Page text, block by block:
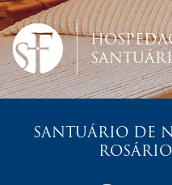
SANTUÁRIO DE